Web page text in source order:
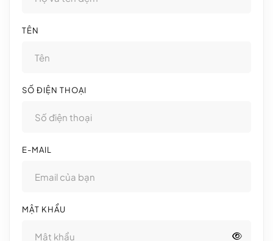
TÊN
SỐ ĐIỆN THOẠI
E-MAIL
MẬT KHẨU